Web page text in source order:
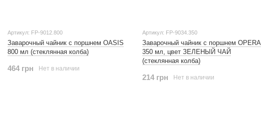
Артикул: FP-9012.800
Заварочный чайник с поршнем OASIS
800 мл (стеклянная колба)
464 грн Нет в наличии
Артикул: FP-9034.350
Заварочный чайник с поршнем OPERA
350 мл, цвет ЗЕЛЕНЫЙ ЧАЙ
(стеклянная колба)
214 грн Нет в наличии